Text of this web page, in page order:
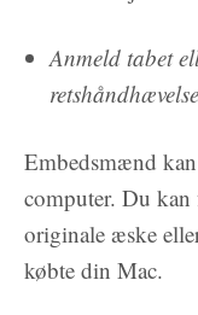
Anmeld tabet
retshåndhævelse
Embedsmænd
computer. Du kan
originale æske
købte din Mac.